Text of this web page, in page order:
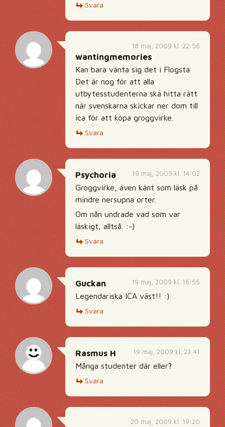
Svara
18 maj, 2009 kl. 22:56
wantingmemories
Kan bara vänta sig det i Flogsta.
Det är nog för att alla
utbytesstudenterna ska hitta rätt
när svenskarna skickar ner dom till
ica för att köpa groggvirke.
Svara
19 maj, 2009 kl. 14:02
Psychoria
Groggvirke, även känt som läsk på
mindre nersupna orter.
Om nån undrade vad som var
läskigt, alltså. :-)
Svara
19 maj, 2009 kl. 16:55
Guckan
Legendariska ICA väst!! :)
Svara
19 maj, 2009 kl. 23:41
Rasmus H
Många studenter där eller?
Svara
20 maj, 2009 kl. 19:20